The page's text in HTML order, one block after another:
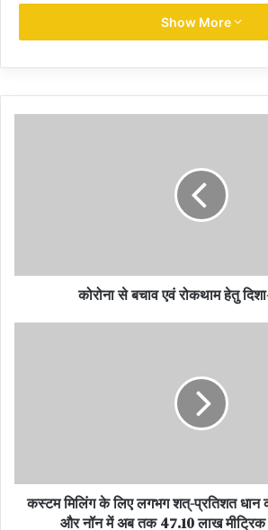
प्रशिक्षण ले रही हैं। उन्हें केक बनाने के साथ-साथ
और आईसक्रीम बनाने का भी प्रशिक्षण दिया जा रहा है।
सकें। प्रषिक्षण के दौरान उन्हें निःशुल्क स्टेशनरी भी
केक की मांग को देखते हुए युवतियों को स्व-रोजगार से
Women are taking cake
up self
Show More
कोरोना से बचाव एवं रोकथाम हेतु
कस्टम मिलिंग के लिए लगभग शत्-प्रतिशत धान
और नॉन में अब तक 47.10 लाख